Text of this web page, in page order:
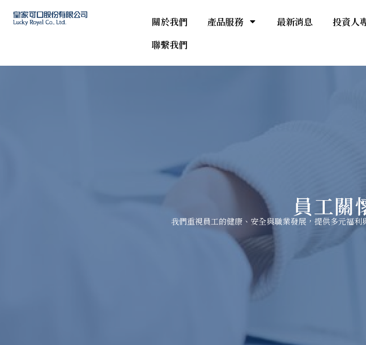
關於我們 產品服務 最新消息 投資人
聯繫我們
員工關
我們重視員工的健康、安全與職業發展，提供多元福利